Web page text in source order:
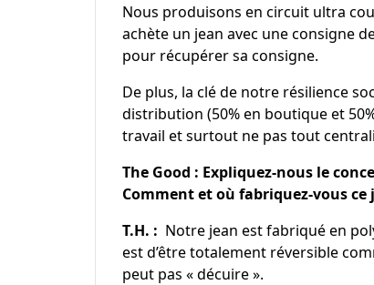
Nous produisons en circuit ultra
achète un jean avec une consigne
pour récupérer sa consigne.
De plus, la clé de notre résilience
distribution (50% en boutique et
travail et surtout ne pas tout
The Good : Expliquez-nous le
Comment et où fabriquez-vous ce
T.H. : Notre jean est fabriqué en
est d’être totalement réversible
peut pas « décuire ».